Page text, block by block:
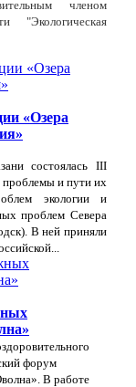
членом
«Озера
состоялась III
и пути их
экологии и
проблем Севера
В ней приняли
форум
В работе